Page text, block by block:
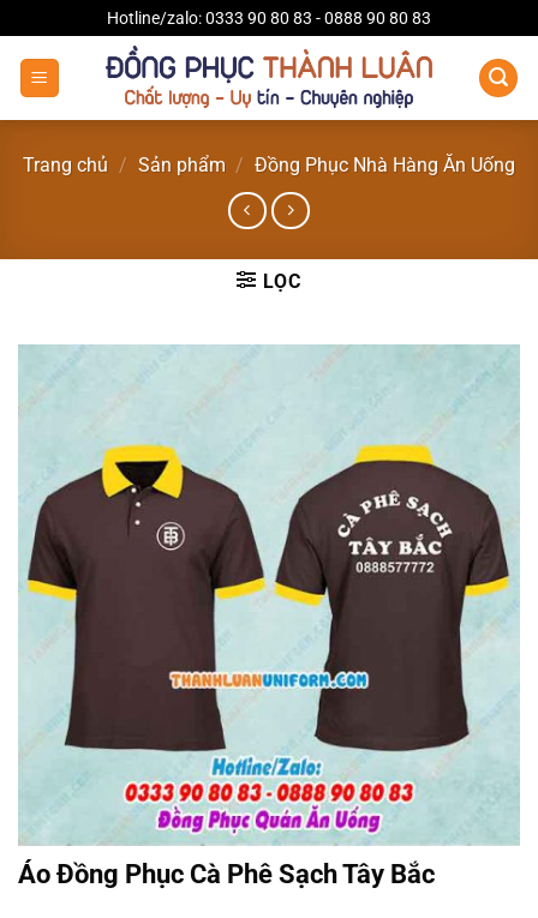
qua
dung
Hotline/zalo: 0333 90 80 83 - 0888 90 80 83
Trang chủ / Sản phẩm / Đồng Phục Nhà Hàng Ăn Uống
LỌC
Áo Đồng Phục Cà Phê Sạch Tây Bắc